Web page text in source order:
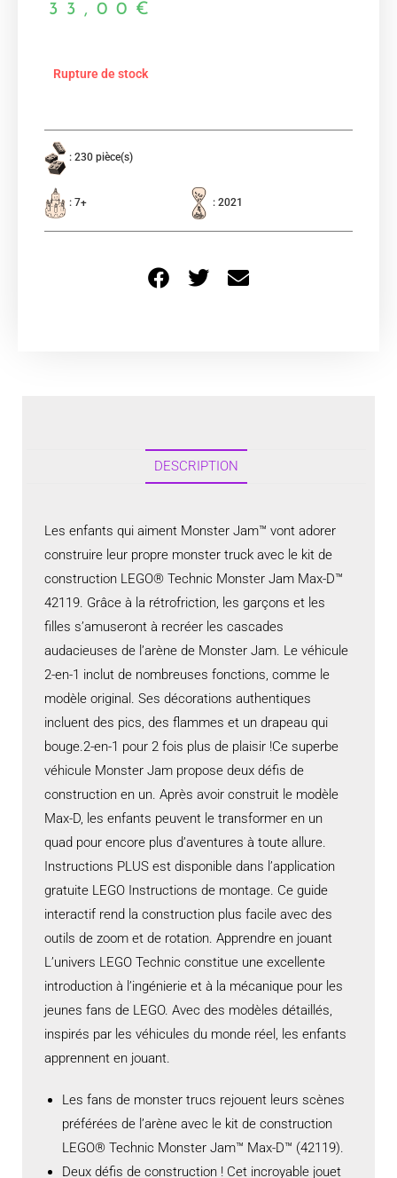
33,00 €
Rupture de stock
: 230 pièce(s)
: 7+ : 2021
DESCRIPTION
Les enfants qui aiment Monster Jam™ vont adorer
construire leur propre monster truck avec le kit de
construction LEGO® Technic Monster Jam Max-D™
42119. Grâce à la rétrofriction, les garçons et les
filles s’amuseront à recréer les cascades
audacieuses de l’arène de Monster Jam. Le véhicule
2-en-1 inclut de nombreuses fonctions, comme le
modèle original. Ses décorations authentiques
incluent des pics, des flammes et un drapeau qui
bouge.2-en-1 pour 2 fois plus de plaisir !Ce superbe
véhicule Monster Jam propose deux défis de
construction en un. Après avoir construit le modèle
Max-D, les enfants peuvent le transformer en un
quad pour encore plus d’aventures à toute allure.
Instructions PLUS est disponible dans l’application
gratuite LEGO Instructions de montage. Ce guide
interactif rend la construction plus facile avec des
outils de zoom et de rotation. Apprendre en jouant
L’univers LEGO Technic constitue une excellente
introduction à l’ingénierie et à la mécanique pour les
jeunes fans de LEGO. Avec des modèles détaillés,
inspirés par les véhicules du monde réel, les enfants
apprennent en jouant.
Les fans de monster trucs rejouent leurs scènes
préférées de l’arène avec le kit de construction
LEGO® Technic Monster Jam™ Max-D™ (42119).
Deux défis de construction ! Cet incroyable jouet